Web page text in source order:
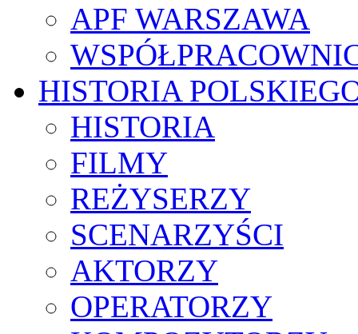
APF WARSZAWA
HISTORIA
HISTORIA
FILMY
REŻYSERZY
SCENARZYŚCI
AKTORZY
OPERATORZY